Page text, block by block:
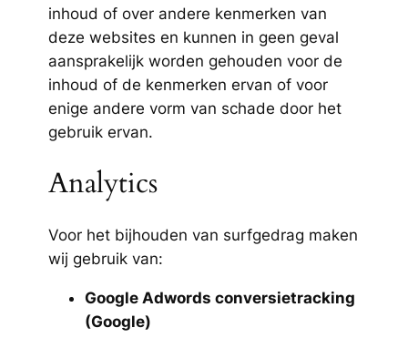
inhoud of over andere kenmerken van
deze websites en kunnen in geen geval
aansprakelijk worden gehouden voor de
inhoud of de kenmerken ervan of voor
enige andere vorm van schade door het
gebruik ervan.
Analytics
Voor het bijhouden van surfgedrag maken
wij gebruik van:
Google Adwords conversietracking
(Google)